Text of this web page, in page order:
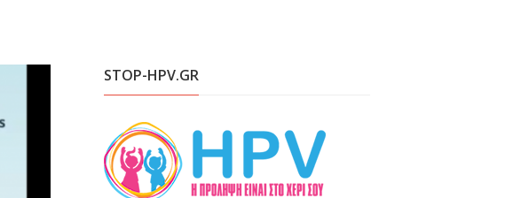
STOP-HPV.GR